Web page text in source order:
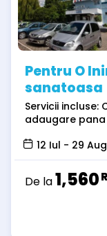
Pentru O
sanatoasa
Servicii incluse:
adaugare pana
12 Iul - 29
De la1,560